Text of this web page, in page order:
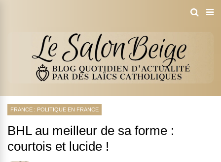
FRANCE : POLITIQUE EN FRANCE
BHL au meilleur de sa forme :
courtois et lucide !